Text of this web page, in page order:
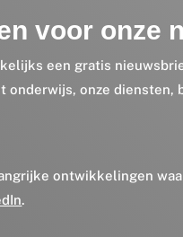
voor onze
een gratis
onderwijs, onze diensten,
ontwikkelingen
.